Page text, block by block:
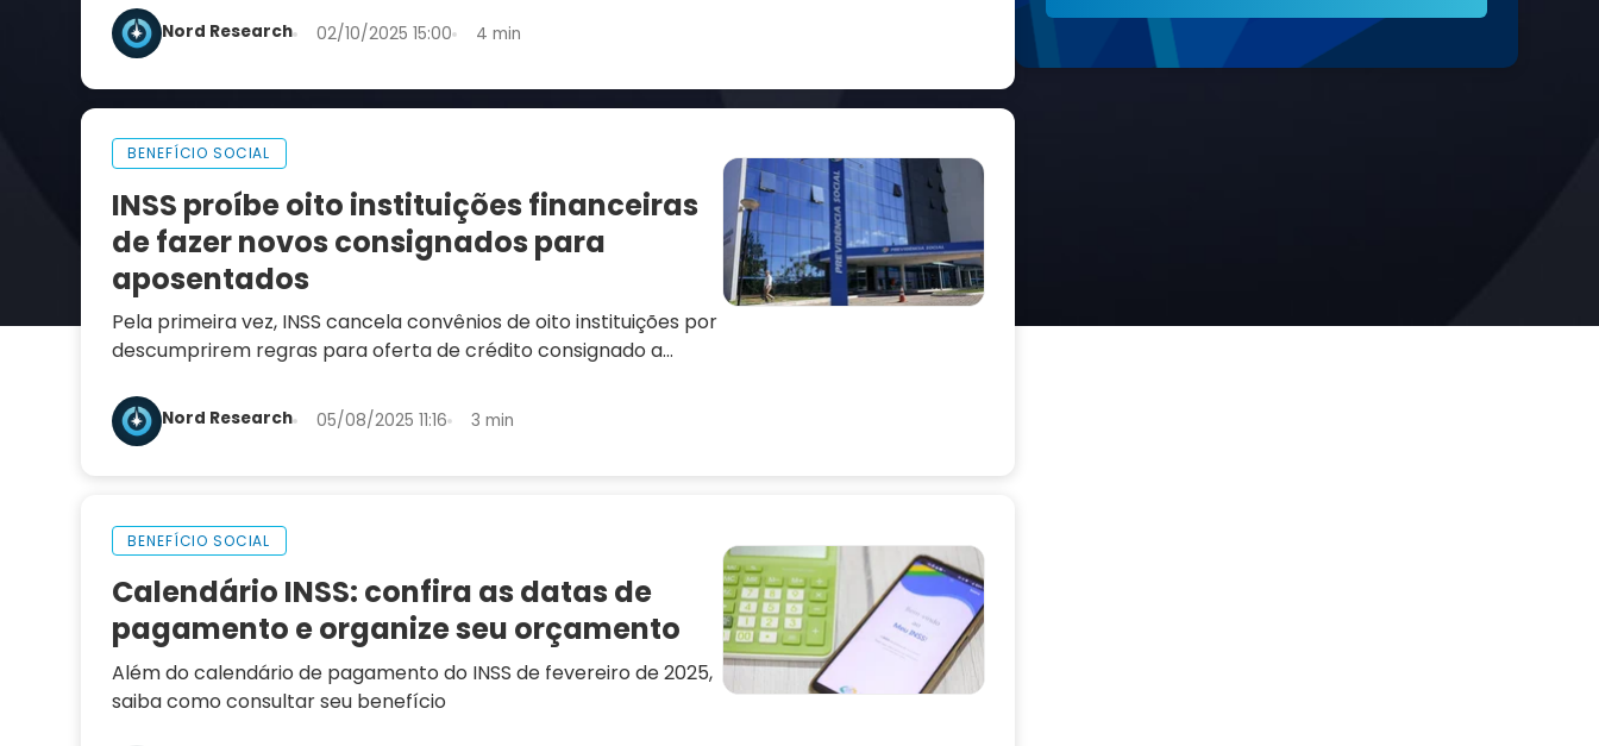
Nord Research 02/10/2025 15:00 4 min
BENEFÍCIO SOCIAL
INSS proíbe oito instituições financeiras
de fazer novos consignados para
aposentados
Pela primeira vez, INSS cancela convênios de oito instituições por
descumprirem regras para oferta de crédito consignado a
Nord Research 05/08/2025 11:16 3 min
BENEFÍCIO SOCIAL
Calendário INSS: confira as datas de
pagamento e organize seu orçamento
Além do calendário de pagamento do INSS de fevereiro de 2025,
saiba como consultar seu benefício